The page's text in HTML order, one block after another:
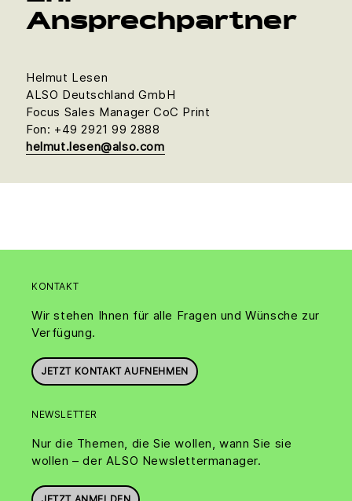
Ansprechpartner
Helmut Lesen
ALSO Deutschland GmbH
Focus Sales Manager CoC Print
Fon: +49 2921 99 2888
helmut.lesen@also.com
KONTAKT
Wir stehen Ihnen für alle Fragen und Wünsche zur
Verfügung.
JETZT KONTAKT AUFNEHMEN
NEWSLETTER
Nur die Themen, die Sie wollen, wann Sie sie
wollen – der ALSO Newslettermanager.